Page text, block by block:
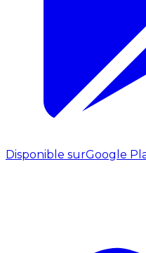
Disponible surGoogle